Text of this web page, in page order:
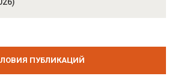
ПУБЛИКАЦИЙ